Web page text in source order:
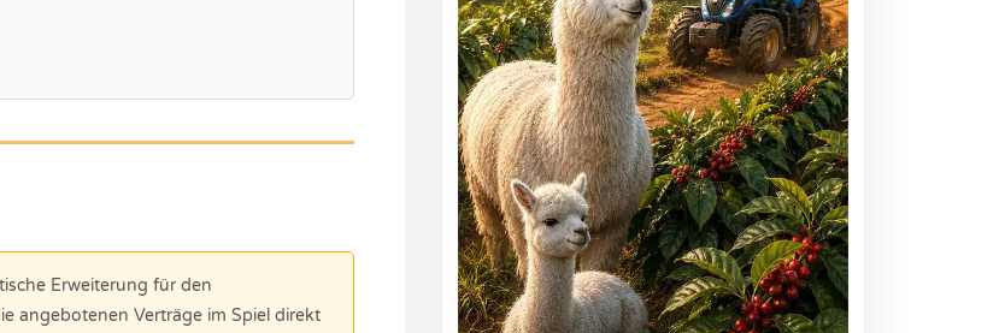
Erweiterung für den
angebotenen Verträge im Spiel direkt